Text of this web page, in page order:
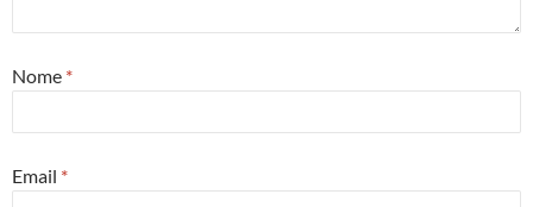
Nome *
Email *